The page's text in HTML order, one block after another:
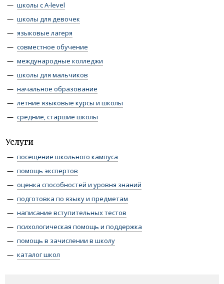
школы с A-level
школы для девочек
языковые лагеря
совместное обучение
международные колледжи
школы для мальчиков
начальное образование
летние языковые курсы и школы
средние, старшие школы
Услуги
посещение школьного кампуса
помощь экспертов
оценка способностей и уровня знаний
подготовка по языку и предметам
написание вступительных тестов
психологическая помощь и поддержка
помощь в зачислении в школу
каталог школ